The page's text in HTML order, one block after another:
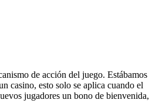
de acción del juego. Estábamos
casino, esto solo se aplica cuando el
jugadores un bono de bienvenida,